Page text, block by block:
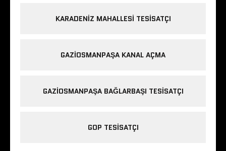
KARADENIZ MAHALLESI TESISATÇI
GAZIOSMANPAŞA KANAL AÇMA
GAZIOSMANPAŞA BAĞLARBAŞI TESISATÇI
GOP TESISATÇI